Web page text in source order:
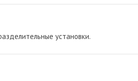
установки.